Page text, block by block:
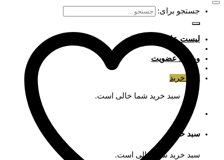
جستجو برای:
لیست علایق
ورود / عضویت
سبد خرید
سبد خرید شما خالی است.
سبد خرید
سبد خرید شما خالی است.